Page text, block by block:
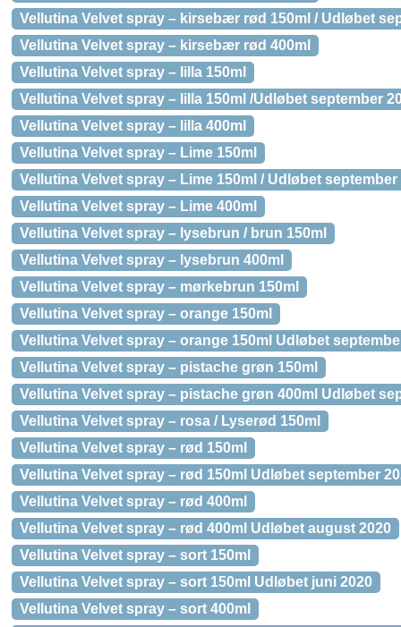
Vellutina Velvet spray – kirsebær rød 150ml / Udløbet
Vellutina Velvet spray – kirsebær rød 400ml
Vellutina Velvet spray – lilla 150ml
Vellutina Velvet spray – lilla 150ml /Udløbet september
Vellutina Velvet spray – lilla 400ml
Vellutina Velvet spray – Lime 150ml
Vellutina Velvet spray – Lime 150ml / Udløbet september
Vellutina Velvet spray – Lime 400ml
Vellutina Velvet spray – lysebrun / brun 150ml
Vellutina Velvet spray – lysebrun 400ml
Vellutina Velvet spray – mørkebrun 150ml
Vellutina Velvet spray – orange 150ml
Vellutina Velvet spray – orange 150ml Udløbet
Vellutina Velvet spray – pistache grøn 150ml
Vellutina Velvet spray – pistache grøn 400ml Udløbet
Vellutina Velvet spray – rosa / Lyserød 150ml
Vellutina Velvet spray – rød 150ml
Vellutina Velvet spray – rød 150ml Udløbet september
Vellutina Velvet spray – rød 400ml
Vellutina Velvet spray – rød 400ml Udløbet august 2020
Vellutina Velvet spray – sort 150ml
Vellutina Velvet spray – sort 150ml Udløbet juni 2020
Vellutina Velvet spray – sort 400ml